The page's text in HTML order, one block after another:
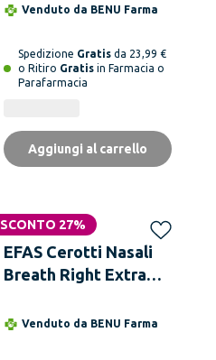
stanchezza e
fornitura fino a 4 mesi
Venduto da BENU Farma
Spedizione Gratisda 23,99 €
o Ritiro Gratisin Farmacia o
Parafarmacia
Aggiungi al carrello
SCONTO 27%
EFAS Cerotti Nasali
Breath Right Extra
Venduto da BENU Farma